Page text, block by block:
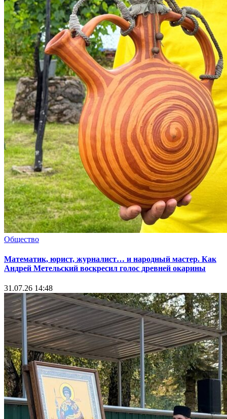
Общество
Математик, юрист, журналист… и народный мастер. Как
Андрей Метельский воскресил голос древней окарины
31.07.26 14:48